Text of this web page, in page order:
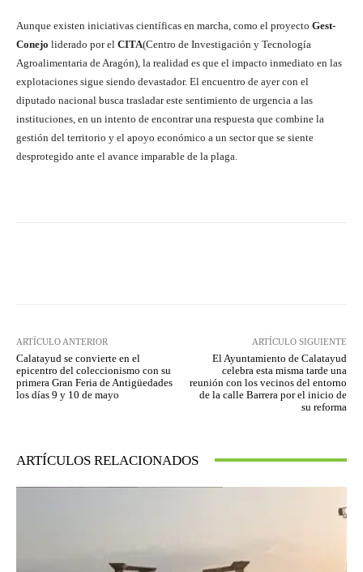
Aunque existen iniciativas científicas en marcha, como el proyecto Gest-
Conejo liderado por el CITA(Centro de Investigación y Tecnología
Agroalimentaria de Aragón), la realidad es que el impacto inmediato en las
explotaciones sigue siendo devastador. El encuentro de ayer con el
diputado nacional busca trasladar este sentimiento de urgencia a las
instituciones, en un intento de encontrar una respuesta que combine la
gestión del territorio y el apoyo económico a un sector que se siente
desprotegido ante el avance imparable de la plaga.
ARTÍCULO ANTERIOR
Calatayud se convierte en el
epicentro del coleccionismo con su
primera Gran Feria de Antigüedades
los días 9 y 10 de mayo
ARTÍCULO SIGUIENTE
El Ayuntamiento de Calatayud
celebra esta misma tarde una
reunión con los vecinos del entorno
de la calle Barrera por el inicio de
su reforma
ARTÍCULOS RELACIONADOS